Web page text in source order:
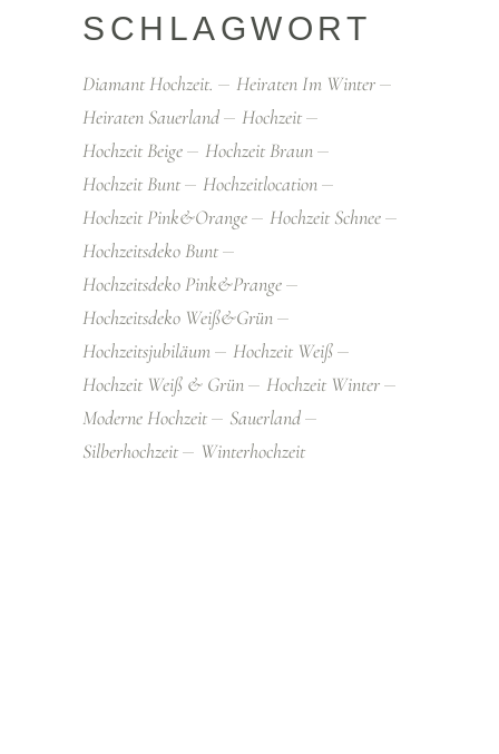
SCHLAGWORT
Diamant Hochzeit.
Heiraten Im Winter
Heiraten Sauerland
Hochzeit
Hochzeit Beige
Hochzeit Braun
Hochzeit Bunt
Hochzeitlocation
Hochzeit Pink&orange
Hochzeit Schnee
Hochzeitsdeko Bunt
Hochzeitsdeko Pink&prange
Hochzeitsdeko Weiß&grün
Hochzeitsjubiläum
Hochzeit Weiß
Hochzeit Weiß & Grün
Hochzeit Winter
Moderne Hochzeit
Sauerland
Silberhochzeit
Winterhochzeit